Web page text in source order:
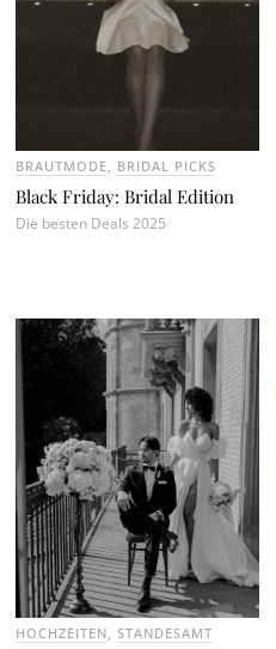
BRAUTMODE BRIDAL PICKS
Black Friday: Bridal Edition
Die besten Deals 2025
HOCHZEITEN ,STANDESAMT